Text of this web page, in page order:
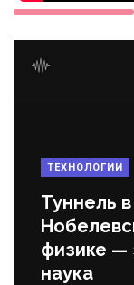
ТЕХНОЛОГИИ
Туннель
физике —
наука